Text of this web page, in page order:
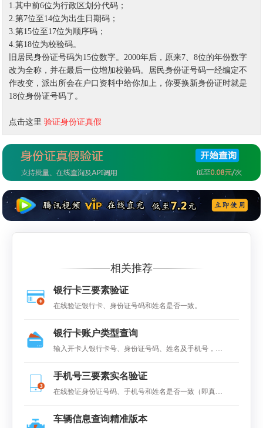
1.其中前6位为行政区划分代码；
2.第7位至14位为出生日期码；
3.第15位至17位为顺序码；
4.第18位为校验码。
旧居民身份证号码为15位数字。2000年后，原来7、8位的年份数字
改为全称，并在最后一位增加校验码。居民身份证号码一经编定不
作改变，派出所会在户口资料中给你加上，你要换新身份证时就是
18位身份证号码了。
点击这里验证身份证真假
相关推荐
银行卡三要素验证
在线验证银行卡、身份证号码和姓名是否一致。
银行卡账户类型查询
输入开卡人银行卡号、身份证号码、姓名及手机号，查
手机号三要素实名验证
在线验证身份证号码、手机号和姓名是否一致（即真
车辆信息查询精准版本